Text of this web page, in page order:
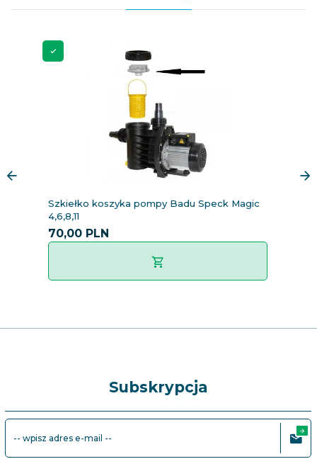
Szkiełko koszyka pompy Badu Speck Magic
4,6,8,11
70,00 PLN
Subskrypcja
-- wpisz adres e-mail --